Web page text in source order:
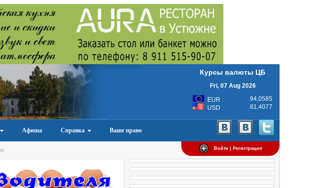
Курсы валюты ЦБ
Fri, 07 Aug 2026
EUR
94,0585
USD
81,4077
Афиша Справка Ваше право
Войти | Регистрация